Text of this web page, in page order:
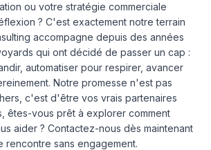
ou votre stratégie commerciale
? C'est exactement notre terrain
accompagne depuis des années
qui ont décidé de passer un cap :
automatiser pour respirer, avancer
Notre promesse n'est pas
c'est d'être vos vrais partenaires
êtes-vous prêt à explorer comment
aider ? Contactez-nous dès maintenant
rencontre sans engagement.